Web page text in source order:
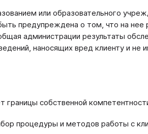
или образовательного
предупреждена о том, что на нее
администрации результаты
наносящих вред клиенту и не
границы собственной
процедуры и методов работы с